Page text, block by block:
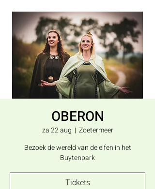
OBERON
za 22 aug
  |
Zoetermeer
Bezoek de wereld van de elfen in het
Buytenpark
Tickets